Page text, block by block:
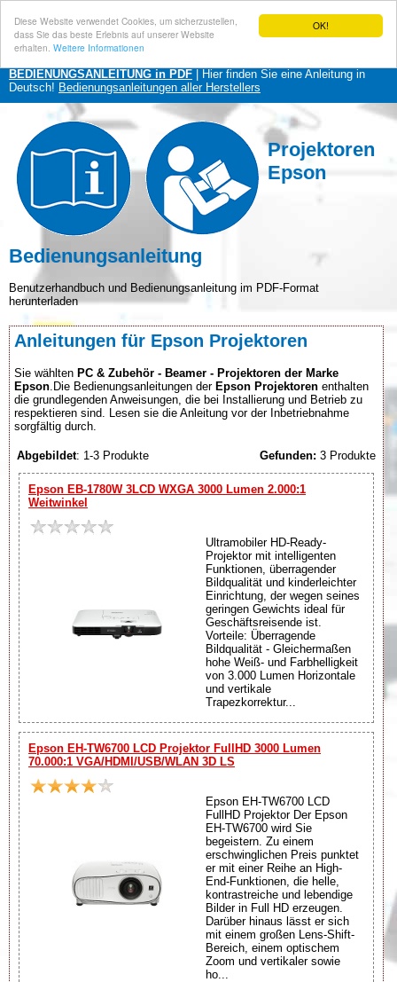
OK!
Diese Website verwendet Cookies, um sicherzustellen,
dass Sie das beste Erlebnis auf unserer Website
erhalten. Weitere Informationen
BEDIENUNGSANLEITUNG in PDF | Hier finden Sie eine Anleitung in
Deutsch! Bedienungsanleitungen aller Herstellers
Projektoren
Epson
Bedienungsanleitung
Benutzerhandbuch und Bedienungsanleitung im PDF-Format
herunterladen
Anleitungen für Epson Projektoren
Sie wählten PC & Zubehör - Beamer - Projektoren der Marke
Epson .Die Bedienungsanleitungen der Epson Projektoren enthalten
die grundlegenden Anweisungen, die bei Installierung und Betrieb zu
respektieren sind. Lesen sie die Anleitung vor der Inbetriebnahme
sorgfältig durch.
Abgebildet: 1-3 Produkte Gefunden: 3 Produkte
Epson EB-1780W 3LCD WXGA 3000 Lumen 2.000:1
Weitwinkel
Ultramobiler HD-Ready-
Projektor mit intelligenten
Funktionen, überragender
Bildqualität und kinderleichter
Einrichtung, der wegen seines
geringen Gewichts ideal für
Geschäftsreisende ist.
Vorteile: Überragende
Bildqualität - Gleichermaßen
hohe Weiß- und Farbhelligkeit
von 3.000 Lumen Horizontale
und vertikale
Trapezkorrektur...
Epson EH-TW6700 LCD Projektor FullHD 3000 Lumen
70.000:1 VGA/HDMI/USB/WLAN 3D LS
Epson EH-TW6700 LCD
FullHD Projektor Der Epson
EH-TW6700 wird Sie
begeistern. Zu einem
erschwinglichen Preis punktet
er mit einer Reihe an High-
End-Funktionen, die helle,
kontrastreiche und lebendige
Bilder in Full HD erzeugen.
Darüber hinaus lässt er sich
mit einem großen Lens-Shift-
Bereich, einem optischem
Zoom und vertikaler sowie
ho...